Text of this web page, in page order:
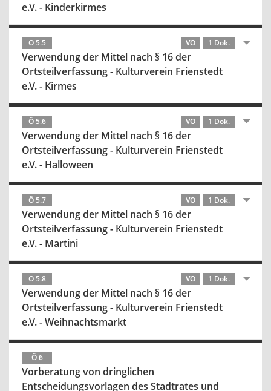
e.V. - Kinderkirmes
Ö 5.5 VO 1 Dok.
Verwendung der Mittel nach § 16 der
Ortsteilverfassung - Kulturverein Frienstedt
e.V. - Kirmes
Ö 5.6 VO 1 Dok.
Verwendung der Mittel nach § 16 der
Ortsteilverfassung - Kulturverein Frienstedt
e.V. - Halloween
Ö 5.7 VO 1 Dok.
Verwendung der Mittel nach § 16 der
Ortsteilverfassung - Kulturverein Frienstedt
e.V. - Martini
Ö 5.8 VO 1 Dok.
Verwendung der Mittel nach § 16 der
Ortsteilverfassung - Kulturverein Frienstedt
e.V. - Weihnachtsmarkt
Ö 6
Vorberatung von dringlichen
Entscheidungsvorlagen des Stadtrates und